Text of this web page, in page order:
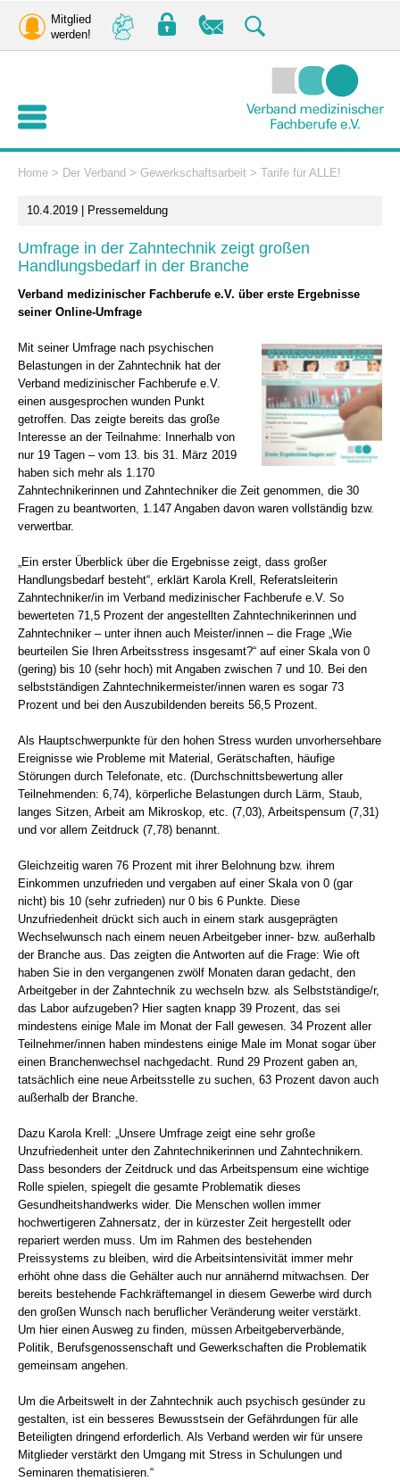
Mitglied
werden!
Home > Der Verband > Gewerkschaftsarbeit > Tarife für ALLE!
10.4.2019 | Pressemeldung
Umfrage in der Zahntechnik zeigt großen
Handlungsbedarf in der Branche
Verband medizinischer Fachberufe e.V. über erste Ergebnisse
seiner Online-Umfrage
Mit seiner Umfrage nach psychischen
Belastungen in der Zahntechnik hat der
Verband medizinischer Fachberufe e.V.
einen ausgesprochen wunden Punkt
getroffen. Das zeigte bereits das große
Interesse an der Teilnahme: Innerhalb von
nur 19 Tagen – vom 13. bis 31. März 2019
haben sich mehr als 1.170
Zahntechnikerinnen und Zahntechniker die Zeit genommen, die 30
Fragen zu beantworten, 1.147 Angaben davon waren vollständig bzw.
verwertbar.
„Ein erster Überblick über die Ergebnisse zeigt, dass großer
Handlungsbedarf besteht“, erklärt Karola Krell, Referatsleiterin
Zahntechniker/in im Verband medizinischer Fachberufe e.V. So
bewerteten 71,5 Prozent der angestellten Zahntechnikerinnen und
Zahntechniker – unter ihnen auch Meister/innen – die Frage „Wie
beurteilen Sie Ihren Arbeitsstress insgesamt?“ auf einer Skala von 0
(gering) bis 10 (sehr hoch) mit Angaben zwischen 7 und 10. Bei den
selbstständigen Zahntechnikermeister/innen waren es sogar 73
Prozent und bei den Auszubildenden bereits 56,5 Prozent.
Als Hauptschwerpunkte für den hohen Stress wurden unvorhersehbare
Ereignisse wie Probleme mit Material, Gerätschaften, häufige
Störungen durch Telefonate, etc. (Durchschnittsbewertung aller
Teilnehmenden: 6,74), körperliche Belastungen durch Lärm, Staub,
langes Sitzen, Arbeit am Mikroskop, etc. (7,03), Arbeitspensum (7,31)
und vor allem Zeitdruck (7,78) benannt.
Gleichzeitig waren 76 Prozent mit ihrer Belohnung bzw. ihrem
Einkommen unzufrieden und vergaben auf einer Skala von 0 (gar
nicht) bis 10 (sehr zufrieden) nur 0 bis 6 Punkte. Diese
Unzufriedenheit drückt sich auch in einem stark ausgeprägten
Wechselwunsch nach einem neuen Arbeitgeber inner- bzw. außerhalb
der Branche aus. Das zeigten die Antworten auf die Frage: Wie oft
haben Sie in den vergangenen zwölf Monaten daran gedacht, den
Arbeitgeber in der Zahntechnik zu wechseln bzw. als Selbstständige/r,
das Labor aufzugeben? Hier sagten knapp 39 Prozent, das sei
mindestens einige Male im Monat der Fall gewesen. 34 Prozent aller
Teilnehmer/innen haben mindestens einige Male im Monat sogar über
einen Branchenwechsel nachgedacht. Rund 29 Prozent gaben an,
tatsächlich eine neue Arbeitsstelle zu suchen, 63 Prozent davon auch
außerhalb der Branche.
Dazu Karola Krell: „Unsere Umfrage zeigt eine sehr große
Unzufriedenheit unter den Zahntechnikerinnen und Zahntechnikern.
Dass besonders der Zeitdruck und das Arbeitspensum eine wichtige
Rolle spielen, spiegelt die gesamte Problematik dieses
Gesundheitshandwerks wider. Die Menschen wollen immer
hochwertigeren Zahnersatz, der in kürzester Zeit hergestellt oder
repariert werden muss. Um im Rahmen des bestehenden
Preissystems zu bleiben, wird die Arbeitsintensivität immer mehr
erhöht ohne dass die Gehälter auch nur annähernd mitwachsen. Der
bereits bestehende Fachkräftemangel in diesem Gewerbe wird durch
den großen Wunsch nach beruflicher Veränderung weiter verstärkt.
Um hier einen Ausweg zu finden, müssen Arbeitgeberverbände,
Politik, Berufsgenossenschaft und Gewerkschaften die Problematik
gemeinsam angehen.
Um die Arbeitswelt in der Zahntechnik auch psychisch gesünder zu
gestalten, ist ein besseres Bewusstsein der Gefährdungen für alle
Beteiligten dringend erforderlich. Als Verband werden wir für unsere
Mitglieder verstärkt den Umgang mit Stress in Schulungen und
Seminaren thematisieren.“